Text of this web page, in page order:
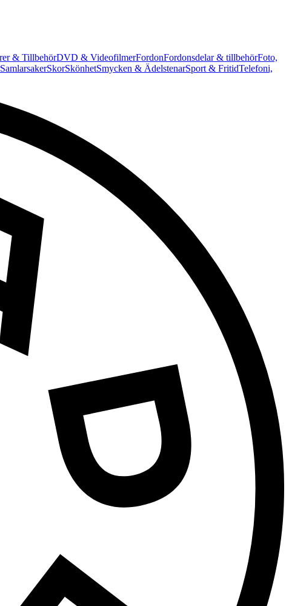
& TillbehörDVD & VideofilmerFordonFordonsdelar & tillbehörFoto,
SamlarsakerSkorSkönhetSmycken & ÄdelstenarSport & FritidTelefoni,